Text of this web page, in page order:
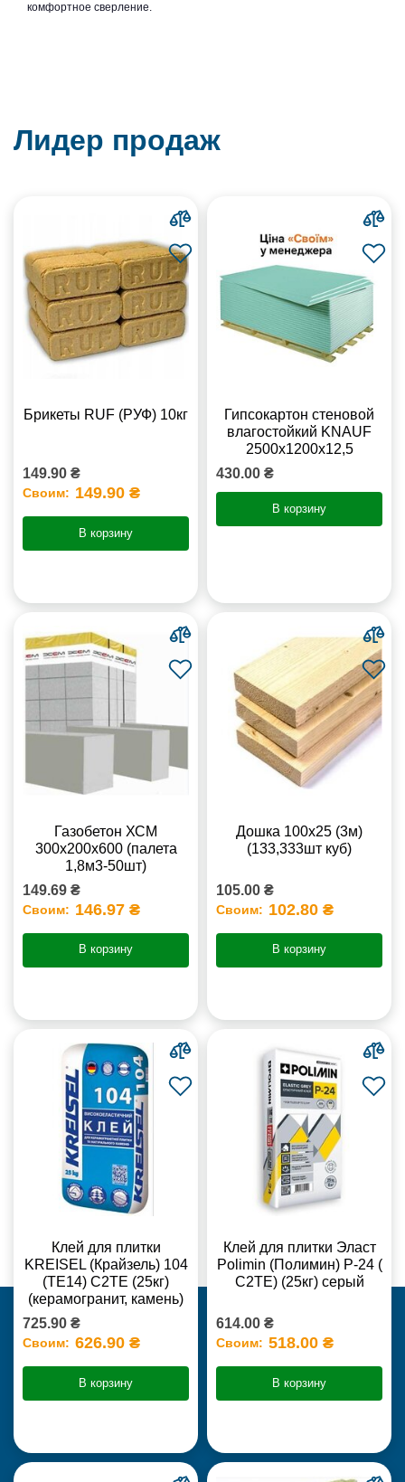
комфортное сверление.
Лидер продаж
Брикеты RUF (РУФ) 10кг
149.90 ₴
Своим: 149.90 ₴
В корзину
Гипсокартон стеновой
влагостойкий KNAUF
2500х1200х12,5
430.00 ₴
В корзину
Газобетон ХСМ
300x200x600 (палета
1,8м3-50шт)
149.69 ₴
Своим: 146.97 ₴
В корзину
Дошка 100х25 (3м)
(133,333шт куб)
105.00 ₴
Своим: 102.80 ₴
В корзину
Клей для плитки
KREISEL (Крайзель) 104
(ТЕ14) С2TE (25кг)
(керамогранит, камень)
725.90 ₴
Своим: 626.90 ₴
В корзину
Клей для плитки Эласт
Polimin (Полимин) Р-24 (
С2ТЕ) (25кг) серый
614.00 ₴
Своим: 518.00 ₴
В корзину